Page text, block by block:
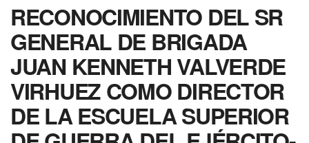
RECONOCIMIENTO DEL SR
GENERAL DE BRIGADA
JUAN KENNETH VALVERDE
VIRHUEZ COMO DIRECTOR
DE LA ESCUELA SUPERIOR